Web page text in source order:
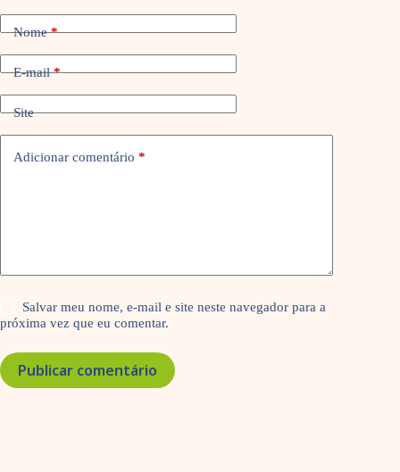
Nome*
E-mail*
Site
Adicionar comentário *
Salvar meu nome, e-mail e site neste navegador para a
próxima vez que eu comentar.
Publicar comentário